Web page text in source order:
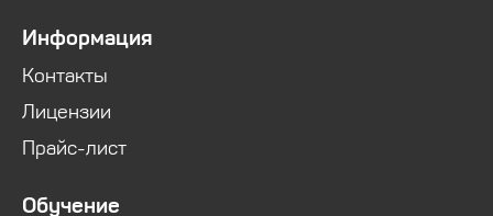
Информация
Контакты
Лицензии
Прайс-лист
Обучение